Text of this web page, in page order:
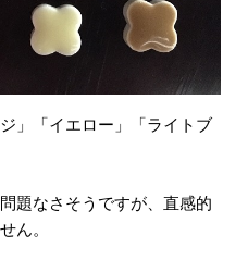
」「イエロー」「ライトブ
題なさそうですが、直感的
ん。